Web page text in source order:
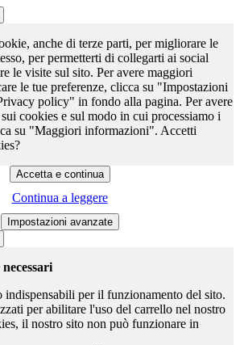
anche di terze parti, per migliorare le
per permetterti di collegarti ai social
le visite sul sito. Per avere maggiori
le tue preferenze, clicca su "Impostazioni
policy" in fondo alla pagina. Per avere
cookies e sul modo in cui processiamo i
su "Maggiori informazioni". Accetti
Continua a leggere
indispensabili per il funzionamento del sito.
per abilitare l'uso del carrello nel nostro
il nostro sito non può funzionare in